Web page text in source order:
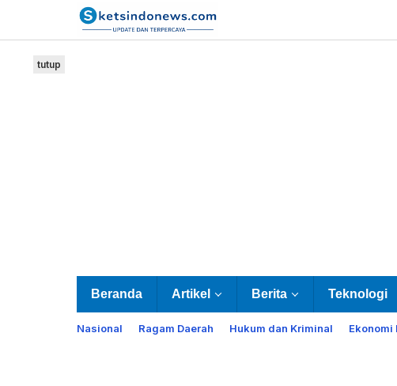
Beranda Artikel Berita Teknologi
Nasional Ragam Daerah Hukum dan Kriminal Ekonomi
tutup